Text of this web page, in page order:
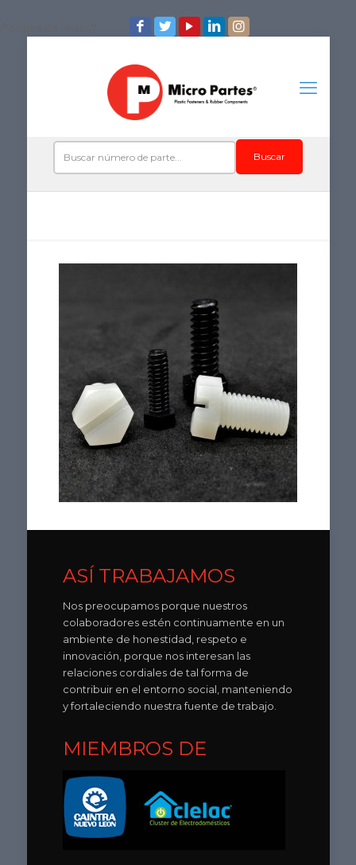
Buscar
ASÍ TRABAJAMOS
Nos preocupamos porque nuestros
colaboradores estén continuamente en un
ambiente de honestidad, respeto e
innovación, porque nos interesan las
relaciones cordiales de tal forma de
contribuir en el entorno social, manteniendo
y fortaleciendo nuestra fuente de trabajo.
MIEMBROS DE